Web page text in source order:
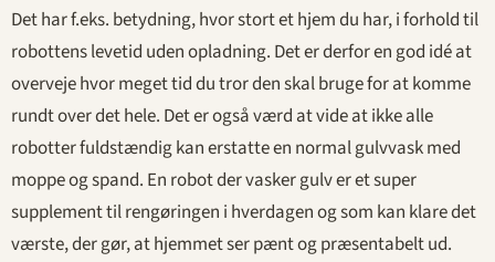
Det har f.eks. betydning, hvor stort et hjem du har, i forhold til
robottens levetid uden opladning. Det er derfor en god idé at
overveje hvor meget tid du tror den skal bruge for at komme
rundt over det hele. Det er også værd at vide at ikke alle
robotter fuldstændig kan erstatte en normal gulvvask med
moppe og spand. En robot der vasker gulv er et super
supplement til rengøringen i hverdagen og som kan klare det
værste, der gør, at hjemmet ser pænt og præsentabelt ud.